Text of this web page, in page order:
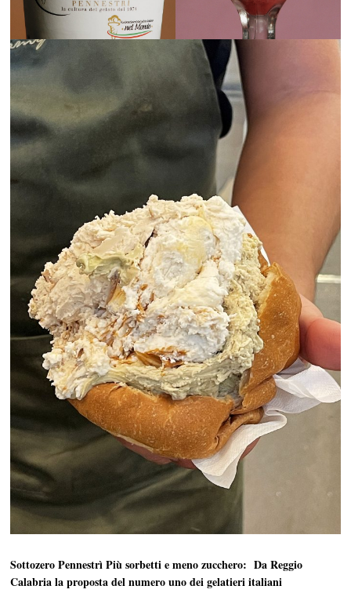
Sottozero Pennestrì Più sorbetti e meno zucchero: Da Reggio
Calabria la proposta del numero uno dei gelatieri italiani